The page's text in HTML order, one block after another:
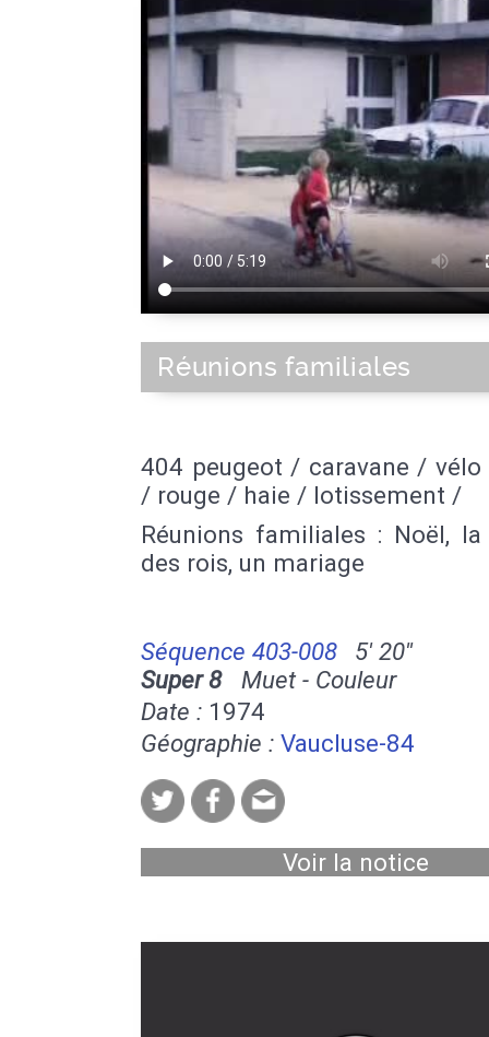
Réunions familiales
404 peugeot / caravane /
/ rouge / haie / lotissement /
Réunions familiales : Noël,
des rois, un mariage
Séquence 403-008
5' 20''
Super 8Muet - Couleur
Date : 1974
Géographie : Vaucluse-84
Voir la notice